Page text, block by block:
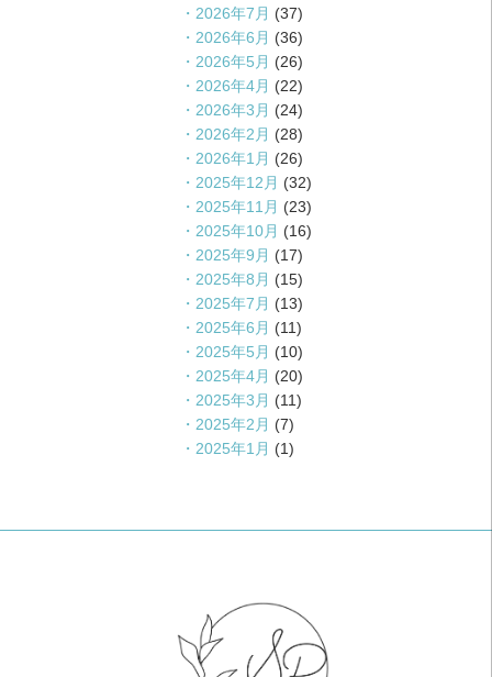
2026年7月 (37)
2026年6月 (36)
2026年5月 (26)
2026年4月 (22)
2026年3月 (24)
2026年2月 (28)
2026年1月 (26)
2025年12月 (32)
2025年11月 (23)
2025年10月 (16)
2025年9月 (17)
2025年8月 (15)
2025年7月 (13)
2025年6月 (11)
2025年5月 (10)
2025年4月 (20)
2025年3月 (11)
2025年2月 (7)
2025年1月 (1)